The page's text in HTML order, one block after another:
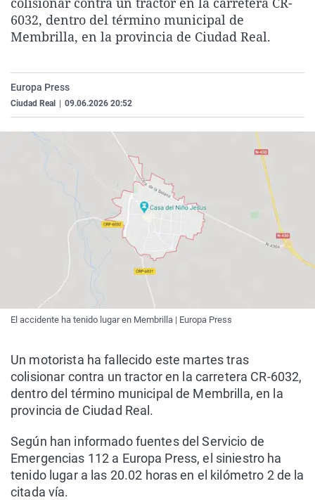
La rosa de los vientos
Gente viajera
Caso
Retornados
Extremadura
Galicia
Virales
Televisión
6032, dentro del término municipal de
Membrilla, en la provincia de Ciudad Real.
Europa Press
Ciudad Real 09.06.2026 20:52
El accidente ha tenido lugar en Membrilla | Europa Press
Un motorista ha fallecido este martes tras
colisionar contra un tractor en la carretera CR-6032,
dentro del término municipal de Membrilla, en la
provincia de Ciudad Real.
Según han informado fuentes del Servicio de
Emergencias 112 a Europa Press, el siniestro ha
tenido lugar a las 20.02 horas en el kilómetro 2 de la
citada vía.